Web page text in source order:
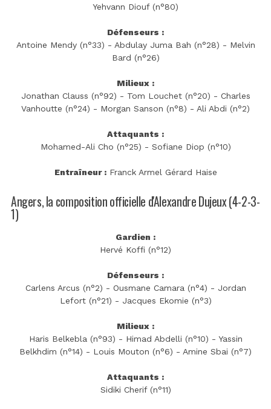
Yehvann Diouf (n°80)
Défenseurs :
Antoine Mendy (n°33) - Abdulay Juma Bah (n°28) - Melvin
Bard (n°26)
Milieux :
Jonathan Clauss (n°92) - Tom Louchet (n°20) - Charles
Vanhoutte (n°24) - Morgan Sanson (n°8) - Ali Abdi (n°2)
Attaquants :
Mohamed-Ali Cho (n°25) - Sofiane Diop (n°10)
Entraîneur :Franck Armel Gérard Haise
Angers, la composition officielle d'Alexandre Dujeux (4-2-3-
1)
Gardien :
Hervé Koffi (n°12)
Défenseurs :
Carlens Arcus (n°2) - Ousmane Camara (n°4) - Jordan
Lefort (n°21) - Jacques Ekomie (n°3)
Milieux :
Haris Belkebla (n°93) - Himad Abdelli (n°10) - Yassin
Belkhdim (n°14) - Louis Mouton (n°6) - Amine Sbai (n°7)
Attaquants :
Sidiki Cherif (n°11)